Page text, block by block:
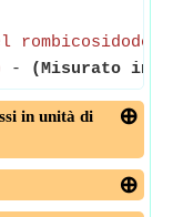
- (Misurato in
in unità di